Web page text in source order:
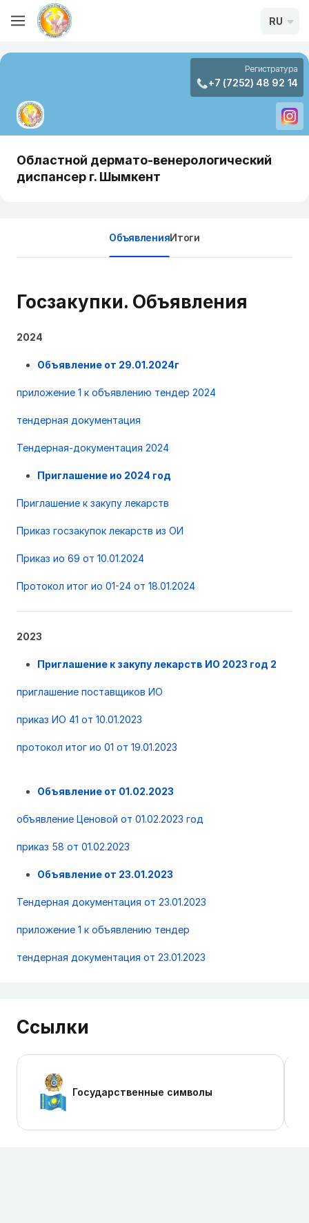
RU
Регистратура
+7 (7252) 48 92 14
Областной дермато-венерологический
диспансер г. Шымкент
ОбъявленияИтоги
Госзакупки. Объявления
2024
Объявление от 29.01.2024г
приложение 1 к объявлению тендер 2024
тендерная документация
Тендерная-документация 2024
Приглашение ио 2024 год
Приглашение к закупу лекарств
Приказ госзакупок лекарств из ОИ
Приказ ио 69 от 10.01.2024
Протокол итог ио 01-24 от 18.01.2024
2023
Приглашение к закупу лекарств ИО 2023 год 2
приглашение поставщиков ИО
приказ ИО 41 от 10.01.2023
протокол итог ио 01 от 19.01.2023
Объявление от 01.02.2023
объявление Ценовой от 01.02.2023 год
приказ 58 от 01.02.2023
Объявление от 23.01.2023
Тендерная документация от 23.01.2023
приложение 1 к объявлению тендер
тендерная документация от 23.01.2023
Ссылки
Государственные символы